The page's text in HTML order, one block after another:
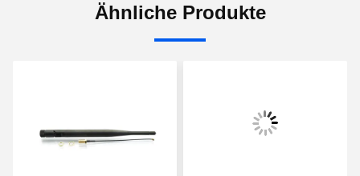
Ähnliche Produkte